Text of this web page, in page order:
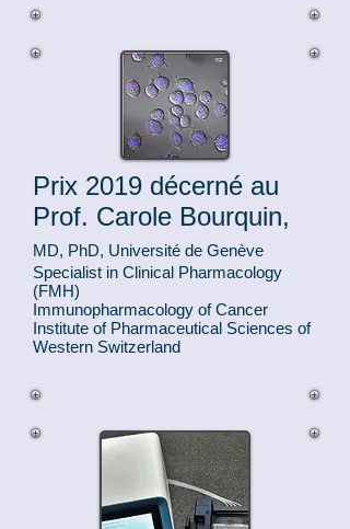
Prix 2019 décerné au
Prof. Carole Bourquin,
MD, PhD, Université de Genève
Specialist in Clinical Pharmacology
(FMH)
Immunopharmacology of Cancer
Institute of Pharmaceutical Sciences of
Western Switzerland